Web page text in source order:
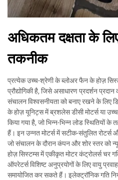
अधिकतम दक्षता के
तकनीक
प्रत्येक उच्च-श्रेणी के ब्लोअर फैन के होज़
प्रौद्योगिकी है, जिसे असाधारण प्रदर्शन
संचालन विश्वसनीयता को बनाए रखने के लिए
के होज़ यूनिट्स में ब्रशलेस डीसी मोटर्स या उच्च-
किया गया है, जो भिन्न-भिन्न लोड स्थितियों
हैं। इन उन्नत मोटर्स में सटीक-संतुलित
जो संचालन के दौरान कंपन और शोर स्तर को
होज़ सिस्टम्स में एकीकृत मोटर कंट्रोलर्स चर
ऑपरेटर्स विशिष्ट अनुप्रयोगों के लिए वायु
समायोजित कर सकते हैं। इलेक्ट्रॉनिक गति